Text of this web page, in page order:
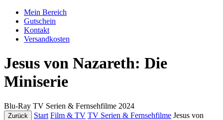
Mein Bereich
Gutschein
Kontakt
Versandkosten
Jesus von Nazareth: Die
Miniserie
Blu-Ray TV Serien & Fernsehfilme 2024
Zurück Start Film & TV TV Serien & Fernsehfilme Jesus von